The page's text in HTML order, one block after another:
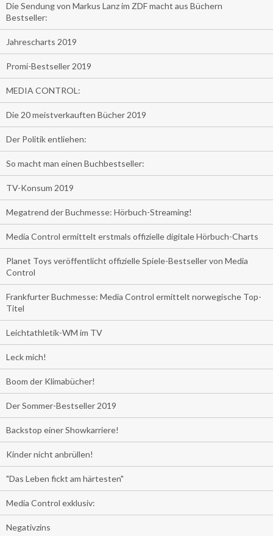
Die Sendung von Markus Lanz im ZDF macht aus Büchern
Bestseller:
Jahrescharts 2019
Promi-Bestseller 2019
MEDIA CONTROL:
Die 20 meistverkauften Bücher 2019
Der Politik entliehen:
So macht man einen Buchbestseller:
TV-Konsum 2019
Megatrend der Buchmesse: Hörbuch-Streaming!
Media Control ermittelt erstmals offizielle digitale Hörbuch-Charts
Planet Toys veröffentlicht offizielle Spiele-Bestseller von Media
Control
Frankfurter Buchmesse: Media Control ermittelt norwegische Top-
Titel
Leichtathletik-WM im TV
Leck mich!
Boom der Klimabücher!
Der Sommer-Bestseller 2019
Backstop einer Showkarriere!
Kinder nicht anbrüllen!
"Das Leben fickt am härtesten"
Media Control exklusiv:
Negativzins